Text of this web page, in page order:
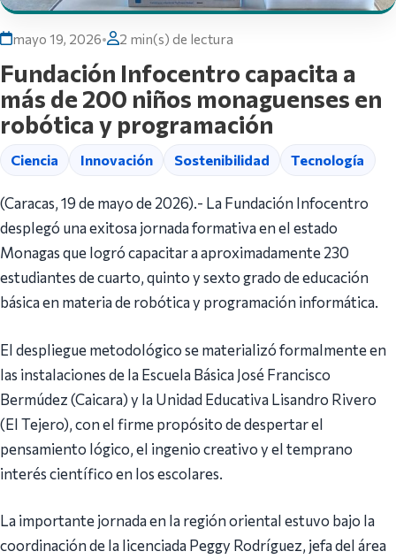
mayo 19, 2026• 2 min(s) de lectura
Fundación Infocentro capacita a
más de 200 niños monaguenses en
robótica y programación
Ciencia Innovación Sostenibilidad Tecnología
(Caracas, 19 de mayo de 2026).- La Fundación Infocentro
desplegó una exitosa jornada formativa en el estado
Monagas que logró capacitar a aproximadamente 230
estudiantes de cuarto, quinto y sexto grado de educación
básica en materia de robótica y programación informática.
El despliegue metodológico se materializó formalmente en
las instalaciones de la Escuela Básica José Francisco
Bermúdez (Caicara) y la Unidad Educativa Lisandro Rivero
(El Tejero), con el firme propósito de despertar el
pensamiento lógico, el ingenio creativo y el temprano
interés científico en los escolares.
La importante jornada en la región oriental estuvo bajo la
coordinación de la licenciada Peggy Rodríguez, jefa del área